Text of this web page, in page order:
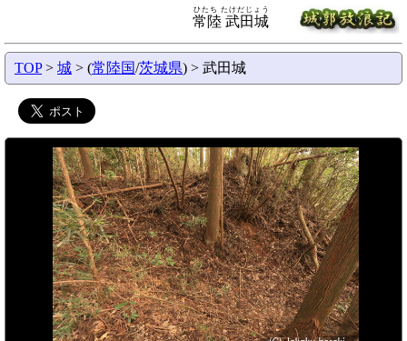
常陸 武田城
ひたち たけだじょう
TOP> 城 > (常陸国/茨城県) > 武田城